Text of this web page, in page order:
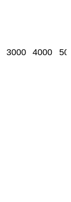
3000 4000